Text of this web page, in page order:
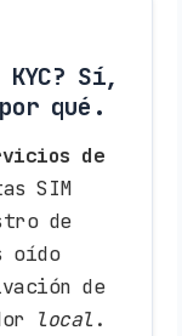
Sí,
qué.
de
SIM
de
oído
de
local .